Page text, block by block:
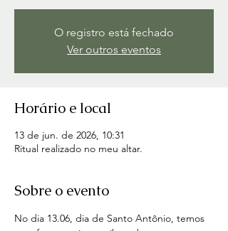
O registro está fechado
Ver outros eventos
Horário e local
13 de jun. de 2026, 10:31
Ritual realizado no meu altar.
Sobre o evento
No dia 13.06, dia de Santo Antônio, temos